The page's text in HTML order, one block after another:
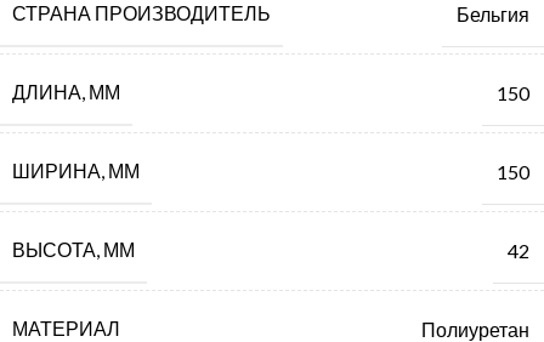
СТРАНА ПРОИЗВОДИТЕЛЬ Бельгия
ДЛИНА, ММ 150
ШИРИНА, ММ 150
ВЫСОТА, ММ 42
МАТЕРИАЛ Полиуретан